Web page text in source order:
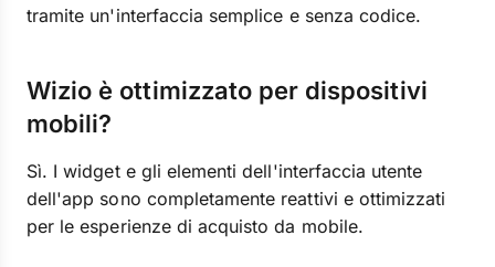
tramite un'interfaccia semplice e senza codice.
Wizio è ottimizzato per dispositivi
mobili?
Sì. I widget e gli elementi dell'interfaccia utente
dell'app sono completamente reattivi e ottimizzati
per le esperienze di acquisto da mobile.